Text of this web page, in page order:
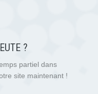
?
partiel dans
site maintenant !